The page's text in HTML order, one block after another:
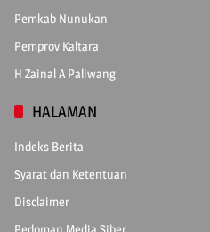
Pemkab Nunukan
Pemprov Kaltara
H Zainal A Paliwang
HALAMAN
Indeks Berita
Syarat dan Ketentuan
Disclaimer
Pedoman Media Siber